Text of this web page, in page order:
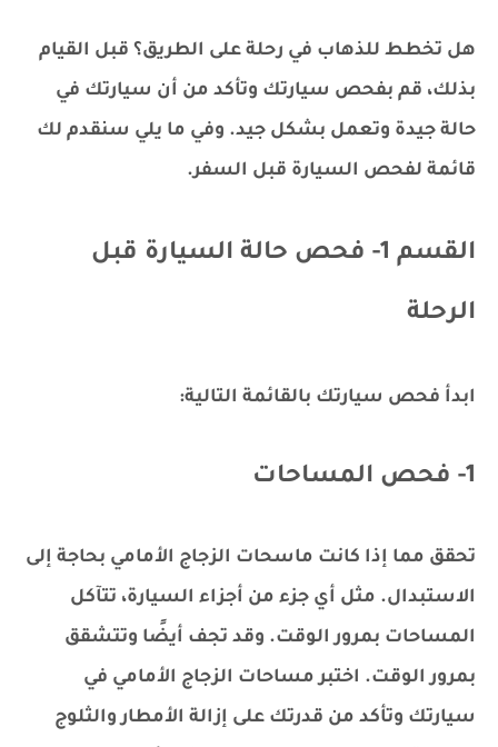
هل تخطط للذهاب في رحلة على الطريق؟ قبل القيام
بذلك، قم بفحص سيارتك وتأكد من أن سيارتك في
حالة جيدة وتعمل بشكل جيد. وفي ما يلي سنقدم لك
قائمة لفحص السيارة قبل السفر.
القسم 1- فحص حالة السيارة قبل
الرحلة
ابدأ فحص سيارتك بالقائمة التالية:
1- فحص المساحات
تحقق مما إذا كانت ماسحات الزجاج الأمامي بحاجة إلى
الاستبدال. مثل أي جزء من أجزاء السيارة، تتآكل
المساحات بمرور الوقت. وقد تجف أيضًا وتتشقق
بمرور الوقت. اختبر مساحات الزجاج الأمامي في
سيارتك وتأكد من قدرتك على إزالة الأمطار والثلوج